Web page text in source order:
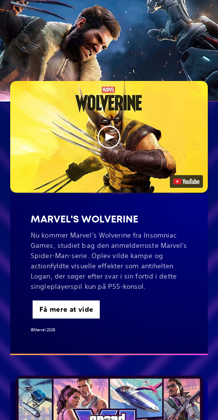
MARVEL'S WOLVERINE
Nu kommer Marvel's Wolverine fra Insomniac
Games, studiet bag den anmelderroste Marvel's
Spider-Man-serie. Oplev vilde kampe og
actionfyldte visuelle effekter som antihelten
Logan, der søger efter svar i sin fortid i dette
singleplayerspil kun på PS5-konsol.
Få mere at vide
©Marvel 2026